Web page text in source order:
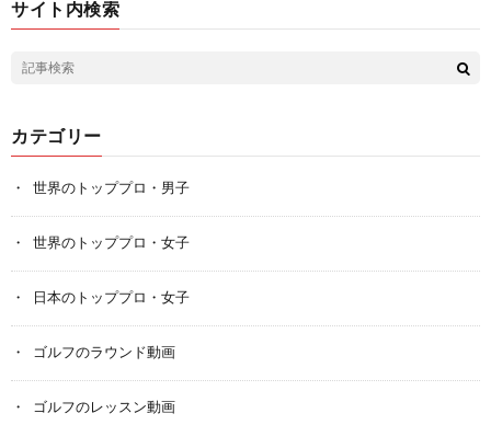
サイト内検索
カテゴリー
世界のトッププロ・男子
世界のトッププロ・女子
日本のトッププロ・女子
ゴルフのラウンド動画
ゴルフのレッスン動画